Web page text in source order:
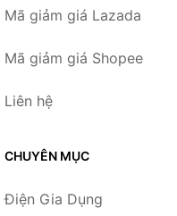
Mã giảm giá Lazada
Mã giảm giá Shopee
Liên hệ
CHUYÊN MỤC
Điện Gia Dụng